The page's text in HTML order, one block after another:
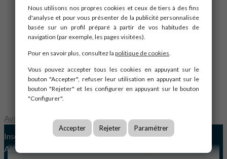
PINEDA DE MAR
Accueil
Obra nueva
Blog
Contact
Aviso Legal
Política de Cookies
Inscrito en el Registre d'Agents Immobiliaris de Catalunya
AICAT 6757
Nous utilisons nos propres cookies et ceux de tiers à des fins
d'analyse et pour vous présenter de la publicité personnalisée
basée sur un profil préparé à partir de vos habitudes de
navigation (par exemple, les pages visitées).
Pour en savoir plus, consultez la politique de cookies.
Vous pouvez accepter tous les cookies en appuyant sur le
bouton "Accepter", refuser leur utilisation en appuyant sur le
bouton "Rejeter" et les configurer en appuyant sur le bouton
"Configurer".
Accepter Rejeter Paramétrer